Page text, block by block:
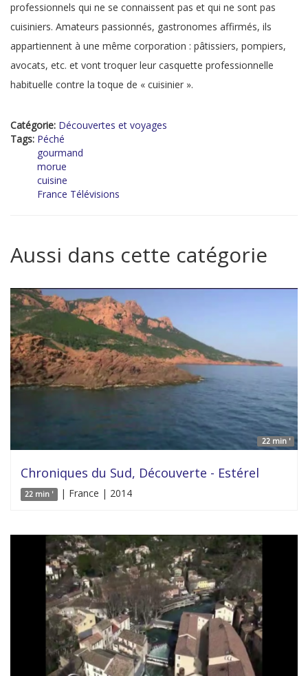
professionnels qui ne se connaissent pas et qui ne sont pas
cuisiniers. Amateurs passionnés, gastronomes affirmés, ils
appartiennent à une même corporation : pâtissiers, pompiers,
avocats, etc. et vont troquer leur casquette professionnelle
habituelle contre la toque de « cuisinier ».
Catégorie: Découvertes et voyages
Tags: Péché
gourmand
morue
cuisine
France Télévisions
Aussi dans cette catégorie
22 min '
Chroniques du Sud, Découverte - Estérel
22 min ' | France | 2014